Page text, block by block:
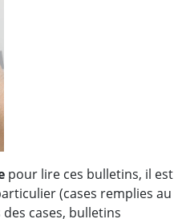
pour lire ces bulletins, il est
(cases remplies au
cases, bulletins